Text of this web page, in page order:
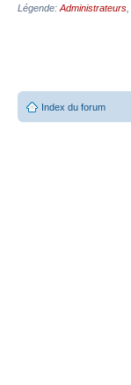
Légende: Administrateurs
Index du forum